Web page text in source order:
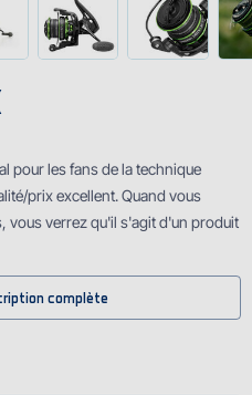
pour les fans de la technique
prix excellent. Quand vous
vous verrez qu'il s'agit d'un produit
le mouvement de toutes les
idéal de la ligne quand vous
complète